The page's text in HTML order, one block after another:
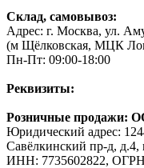
Склад, самовывоз:
Адрес: г. Москва, ул.
(м Щёлковская, МЦК
Пн-Пт: 09:00-18:00
Реквизиты:
Розничные
Юридический адрес:
Савёлкинский пр-д,
ИНН: 7735602822,